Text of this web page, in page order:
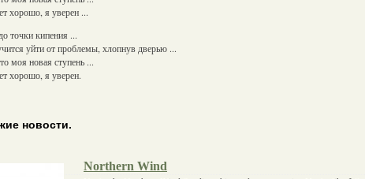
хорошо, я уверен ...
точки кипения ...
уйти от проблемы, хлопнув дверью ...
моя новая ступень ...
хорошо, я уверен.
новости.
Northern Wind